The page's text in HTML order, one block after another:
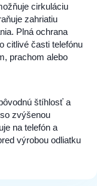
cirkuláciu
zahriatiu
Plná ochrana
citlivé časti telefónu
prachom alebo
štíhlosť a
zvýšenou
na telefón a
výrobou odliatku